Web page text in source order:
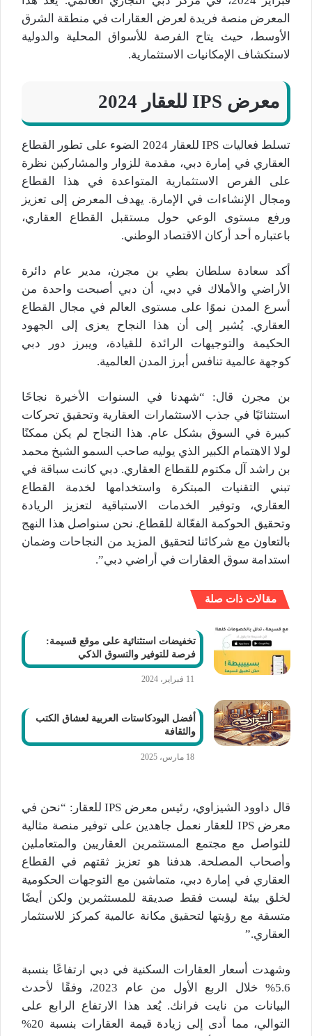
المعرض منصة فريدة لعرض العقارات في منطقة الشرق
الأوسط، حيث يتاح الفرصة للأسواق المحلية والدولية
لاستكشاف الإمكانيات الاستثمارية.
معرض IPS للعقار 2024
تسلط فعاليات IPS للعقار 2024 الضوء على تطور القطاع
العقاري في إمارة دبي، مقدمة للزوار والمشاركين نظرة
على الفرص الاستثمارية المتواعدة في هذا القطاع
ومجال الإنشاءات في الإمارة. يهدف المعرض إلى تعزيز
ورفع مستوى الوعي حول مستقبل القطاع العقاري،
باعتباره أحد أركان الاقتصاد الوطني.
أكد سعادة سلطان بطي بن مجرن، مدير عام دائرة
الأراضي والأملاك في دبي، أن دبي أصبحت واحدة من
أسرع المدن نموًا على مستوى العالم في مجال القطاع
العقاري. يُشير إلى أن هذا النجاح يعزى إلى الجهود
الحكيمة والتوجيهات الرائدة للقيادة، ويبرز دور دبي
كوجهة عالمية تنافس أبرز المدن العالمية.
بن مجرن قال: “شهدنا في السنوات الأخيرة نجاحًا
استثنائيًا في جذب الاستثمارات العقارية وتحقيق تحركات
كبيرة في السوق بشكل عام. هذا النجاح لم يكن ممكنًا
لولا الاهتمام الكبير الذي يوليه صاحب السمو الشيخ محمد
بن راشد آل مكتوم للقطاع العقاري. دبي كانت سباقة في
تبني التقنيات المبتكرة واستخدامها لخدمة القطاع
العقاري، وتوفير الخدمات الاستباقية لتعزيز الريادة
وتحقيق الحوكمة الفعّالة للقطاع. نحن سنواصل هذا النهج
بالتعاون مع شركائنا لتحقيق المزيد من النجاحات وضمان
استدامة سوق العقارات في أراضي دبي”.
مقالات ذات صلة
تخفيضات استثنائية على موقع قسيمة:
فرصة للتوفير والتسوق الذكي
11 فبراير، 2024
أفضل البودكاستات العربية لعشاق الكتب
والثقافة
18 مارس، 2025
قال داوود الشيزاوي، رئيس معرض IPS للعقار: “نحن في
معرض IPS للعقار نعمل جاهدين على توفير منصة مثالية
للتواصل مع مجتمع المستثمرين العقاريين والمتعاملين
وأصحاب المصلحة. هدفنا هو تعزيز ثقتهم في القطاع
العقاري في إمارة دبي، متماشين مع التوجهات الحكومية
لخلق بيئة ليست فقط صديقة للمستثمرين ولكن أيضًا
متسقة مع رؤيتها لتحقيق مكانة عالمية كمركز للاستثمار
العقاري.”
وشهدت أسعار العقارات السكنية في دبي ارتفاعًا بنسبة
5.6% خلال الربع الأول من عام 2023، وفقًا لأحدث
البيانات من نايت فرانك. يُعد هذا الارتفاع الرابع على
التوالي، مما أدى إلى زيادة قيمة العقارات بنسبة 20%